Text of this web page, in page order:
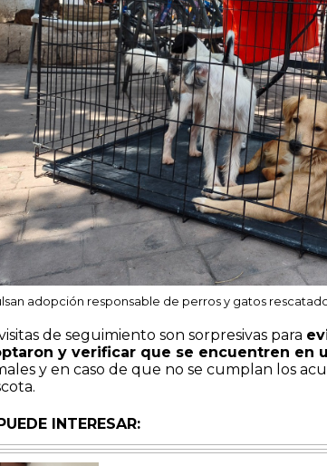
adopción responsable de perros y gatos
visitas de seguimiento son sorpresivas para
y verificar que se encuentren en
y en caso de que no se cumplan los
INTERESAR: